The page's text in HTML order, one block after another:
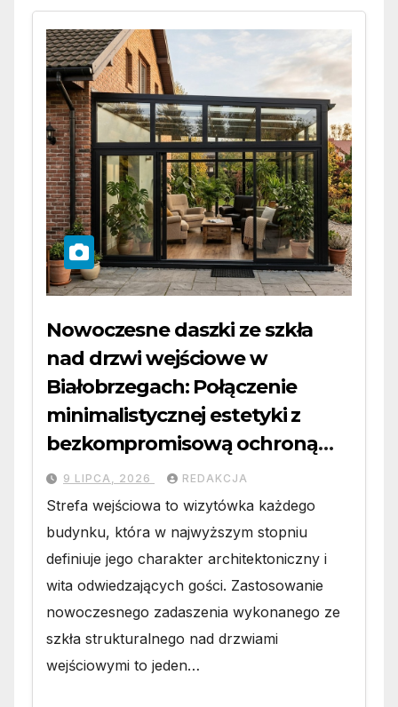
Nowoczesne daszki ze szkła
nad drzwi wejściowe w
Białobrzegach: Połączenie
minimalistycznej estetyki z
bezkompromisową ochroną
wejścia
9 LIPCA, 2026 REDAKCJA
Strefa wejściowa to wizytówka każdego
budynku, która w najwyższym stopniu
definiuje jego charakter architektoniczny i
wita odwiedzających gości. Zastosowanie
nowoczesnego zadaszenia wykonanego ze
szkła strukturalnego nad drzwiami
wejściowymi to jeden…